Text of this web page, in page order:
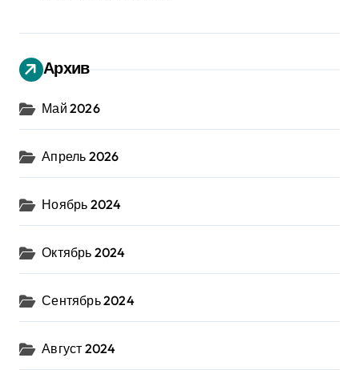
Архив
Май 2026
Апрель 2026
Ноябрь 2024
Октябрь 2024
Сентябрь 2024
Август 2024